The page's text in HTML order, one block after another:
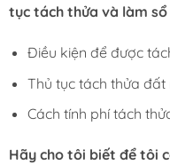
tục tách thửa và làm
Điều kiện để được
Thủ tục tách thửa đất
Cách tính phí tách
Hãy cho tôi biết để tôi